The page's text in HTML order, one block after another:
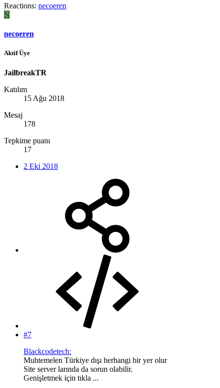
Reactions: necoeren
N
necoeren
Aktif Üye
JailbreakTR
Katılım
15 Ağu 2018
Mesaj
178
Tepkime puanı
17
2 Eki 2018
#7
Blackcodetech:
Muhtemelen Türkiye dışı herhangi bir yer olur
Site server larında da sorun olabilir.
Genişletmek için tıkla ...